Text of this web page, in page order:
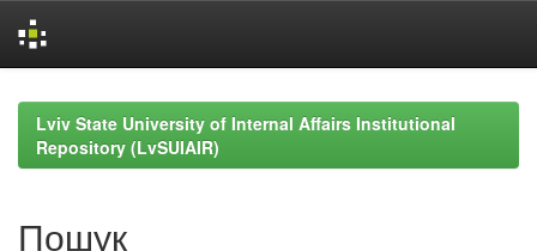
navigationLviv State University of Internal Affairs Institutional
Repository (LvSUIAIR)
Пошук